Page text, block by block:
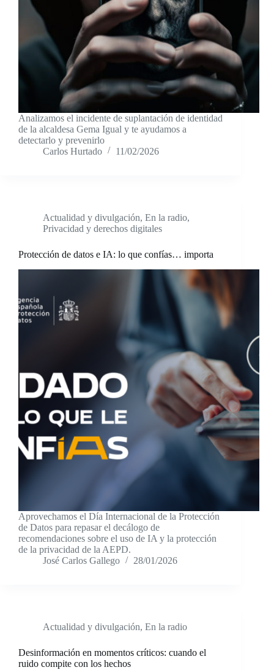
Analizamos el incidente de suplantación de identidad
de la alcaldesa Gema Igual y te ayudamos a
detectarlo y prevenirlo
Carlos Hurtado
11/02/2026
Actualidad y divulgación, En la radio,
Privacidad y derechos digitales
Protección de datos e IA: lo que confías… importa
Aprovechamos el Día Internacional de la Protección
de Datos para repasar el decálogo de
recomendaciones sobre el uso de IA y la protección
de la privacidad de la AEPD.
José Carlos Gallego
28/01/2026
Actualidad y divulgación, En la radio
Desinformación en momentos críticos: cuando el
ruido compite con los hechos